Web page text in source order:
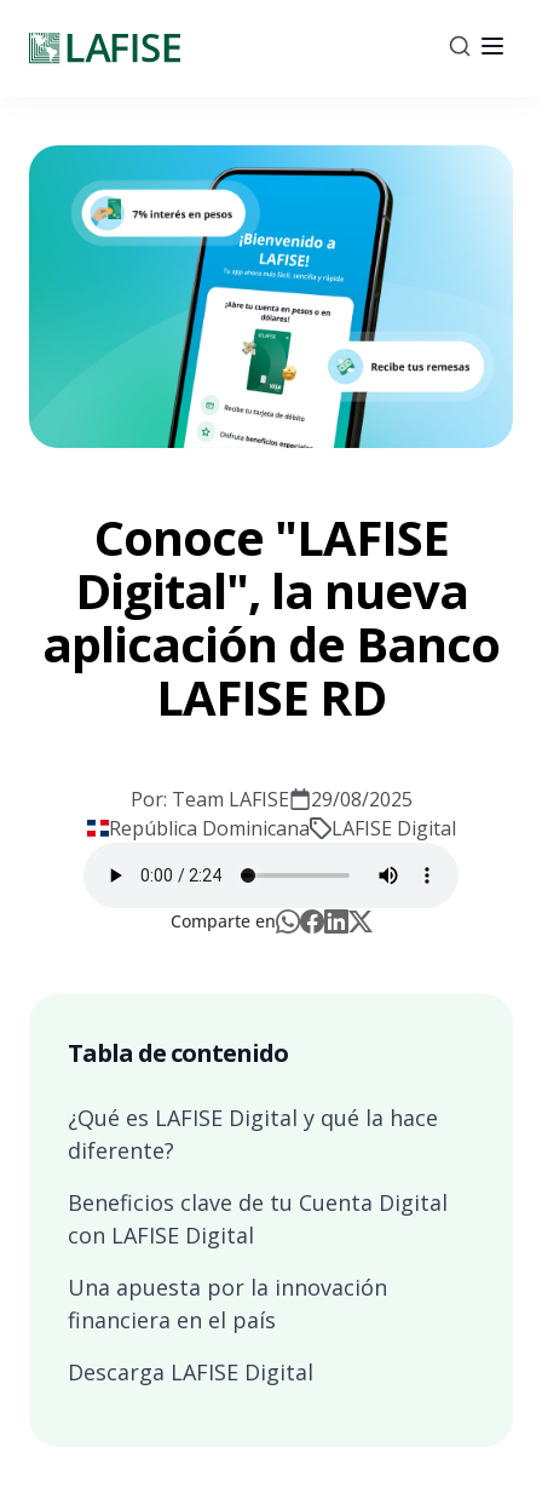
Conoce "LAFISE
Digital", la nueva
aplicación de Banco
LAFISE RD
Por: Team LAFISE
29/08/2025
República Dominicana
LAFISE Digital
Comparte en
Tabla de contenido
¿Qué es LAFISE Digital y qué la hace
diferente?
Beneficios clave de tu Cuenta Digital
con LAFISE Digital
Una apuesta por la innovación
financiera en el país
Descarga LAFISE Digital